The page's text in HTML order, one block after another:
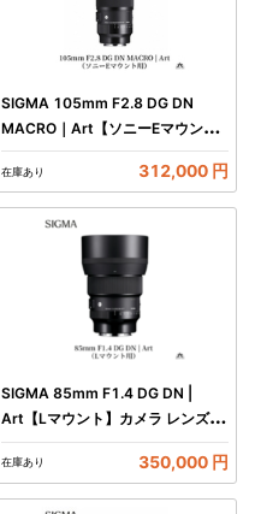
SIGMA 105mm F2.8 DG DN
MACRO｜Art【ソニーEマウン
ト】カメラ レンズ 家電
在庫あり 312,000 円
SIGMA 85mm F1.4 DG DN |
Art【Lマウント】カメラ レンズ 家
電
在庫あり 350,000 円